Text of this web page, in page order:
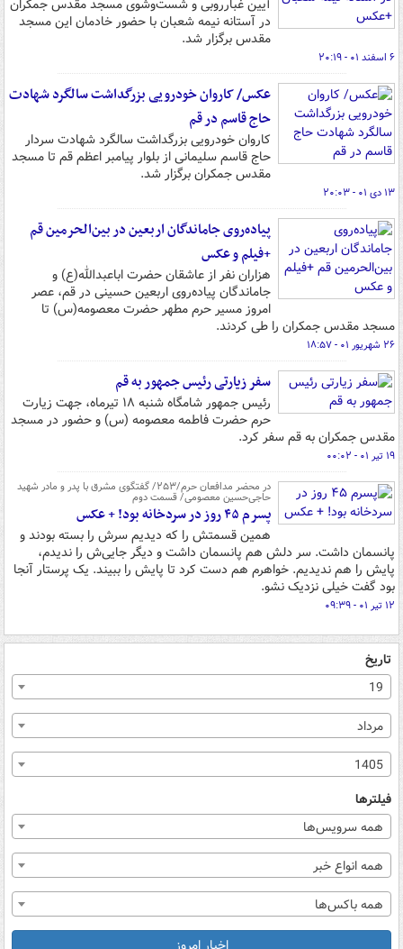
آیین غبارروبی و شست‌وشوی مسجد مقدس جمکران
در آستانه نیمه شعبان با حضور خادمان این مسجد
مقدس برگزار شد.
۶ اسفند ۰۱ - ۲۰:۱۹
عکس/ کاروان خودرویی بزرگداشت سالگرد شهادت
حاج قاسم در قم
کاروان خودرویی بزرگداشت سالگرد شهادت سردار
حاج قاسم سلیمانی از بلوار پیامبر اعظم قم تا مسجد
مقدس جمکران برگزار شد.
۱۳ دی ۰۱ - ۲۰:۰۳
پیاده‌روی جاماندگان اربعین در بین‌الحرمین قم
+فیلم و عکس
هزاران نفر از عاشقان حضرت اباعبدالله(ع) و
جاماندگان پیاده‌روی اربعین حسینی در قم، عصر
امروز مسیر حرم مطهر حضرت معصومه(س) تا
مسجد مقدس جمکران را طی کردند.
۲۶ شهریور ۰۱ - ۱۸:۵۷
سفر زیارتی رئیس جمهور به قم
رئیس جمهور شامگاه شنبه ۱۸ تیرماه، جهت زیارت
حرم حضرت فاطمه معصومه (س) و حضور در مسجد
مقدس جمکران به قم سفر کرد.
۱۹ تیر ۰۱ - ۰۰:۰۲
در محضر مدافعان حرم/۲۵۳/ گفتگوی مشرق با پدر و مادر شهید
حاجی‌حسین معصومی/ قسمت دوم
پسرم ۴۵ روز در سردخانه بود! +‌ عکس
همین قسمتش را که دیدیم سرش را بسته بودند و
پانسمان داشت. سر دلش هم پانسمان داشت و دیگر جایی‌ش را ندیدم،
پایش را هم ندیدیم. خواهرم هم دست کرد تا پایش را ببیند. یک پرستار آنجا
بود گفت خیلی نزدیک نشو.
۱۲ تیر ۰۱ - ۰۹:۳۹
تاریخ
19
مرداد
1405
فیلترها
همه سرویس‌ها
همه انواع خبر
همه باکس‌ها